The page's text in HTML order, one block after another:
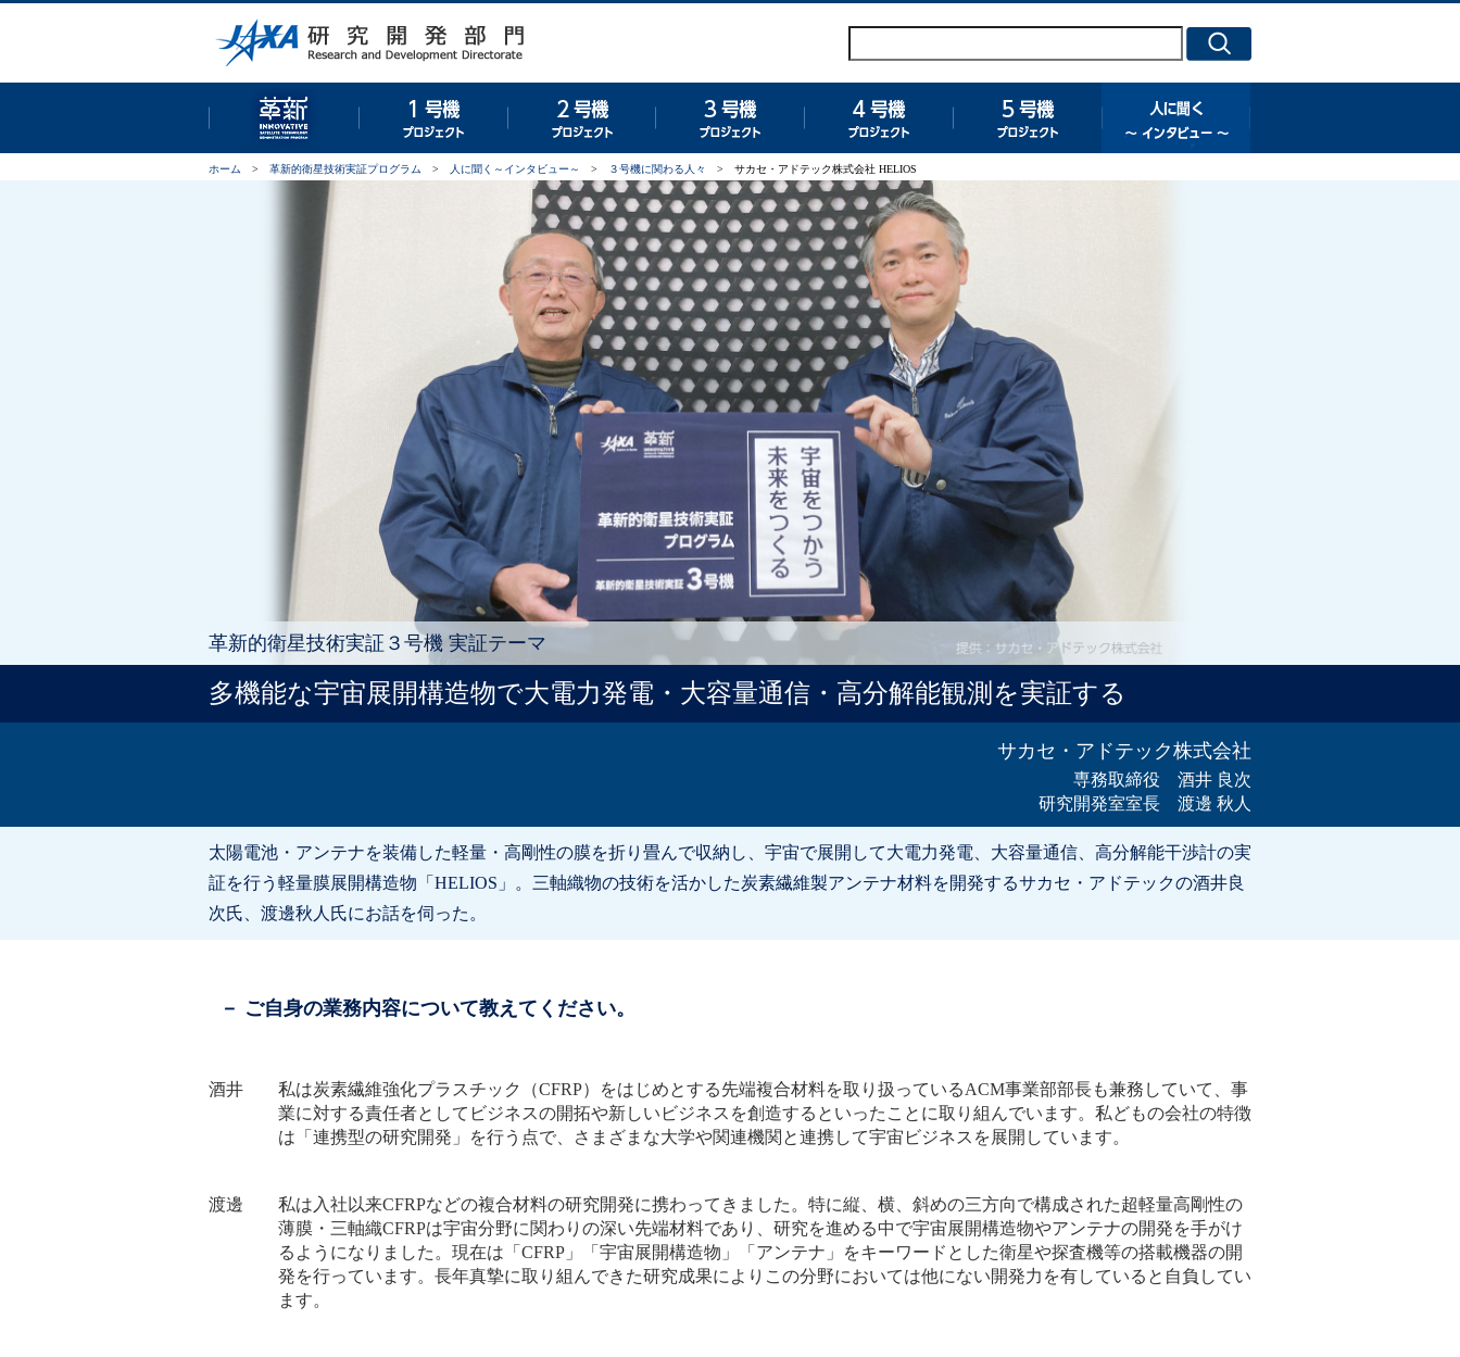
ホーム > 革新的衛星技術実証プログラム > 人に聞く～インタビュー～ > ３号機に関わる人々 > サカセ・アドテック株式会社 HELIOS
革新的衛星技術実証３号機 実証テーマ
多機能な宇宙展開構造物で大電力発電・大容量通信・高分解能観測を実証する
サカセ・アドテック株式会社
専務取締役 酒井 良次
研究開発室室長 渡邊 秋人
太陽電池・アンテナを装備した軽量・高剛性の膜を折り畳んで収納し、宇宙で展開して大電力発電、大容量通信、高分解能干渉計の実
証を行う軽量膜展開構造物「HELIOS」。三軸織物の技術を活かした炭素繊維製アンテナ材料を開発するサカセ・アドテックの酒井良
次氏、渡邊秋人氏にお話を伺った。
－ ご自身の業務内容について教えてください。
酒井 私は炭素繊維強化プラスチック（CFRP）をはじめとする先端複合材料を取り扱っているACM事業部部長も兼務していて、事
業に対する責任者としてビジネスの開拓や新しいビジネスを創造するといったことに取り組んでいます。私どもの会社の特徴
は「連携型の研究開発」を行う点で、さまざまな大学や関連機関と連携して宇宙ビジネスを展開しています。
渡邊 私は入社以来CFRPなどの複合材料の研究開発に携わってきました。特に縦、横、斜めの三方向で構成された超軽量高剛性の
薄膜・三軸織CFRPは宇宙分野に関わりの深い先端材料であり、研究を進める中で宇宙展開構造物やアンテナの開発を手がけ
るようになりました。現在は「CFRP」「宇宙展開構造物」「アンテナ」をキーワードとした衛星や探査機等の搭載機器の開
発を行っています。長年真摯に取り組んできた研究成果によりこの分野においては他にない開発力を有していると自負してい
ます。